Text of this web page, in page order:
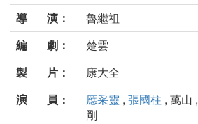
導 演：
魯繼祖
編 劇：
楚雲
製 片：
康大全
演 員：
應采靈 , 張國柱 , 萬山 ,
剛